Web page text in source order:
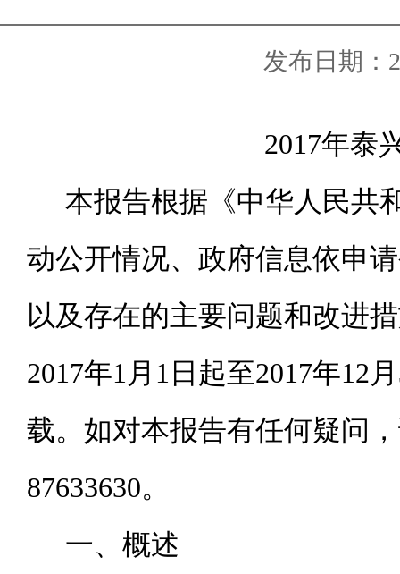
发布日期：
2017年泰
本报告根据《中华人民共
动公开情况、政府信息依申
以及存在的主要问题和改进
2017年1月1日起至2017年12
载。如对本报告有任何疑问
87633630。
一、概述